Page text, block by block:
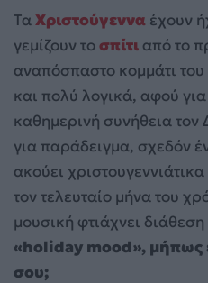
ΤαΧριστούγεννα έχουν
γεμίζουν τοσπίτι από το
αναπόσπαστο κομμάτι του
και πολύ λογικά, αφού
καθημερινή συνήθεια τον
για παράδειγμα, σχεδόν
ακούει
τον τελευταίο μήνα του
μουσική φτιάχνει
«holiday mood», μήπως
σου;